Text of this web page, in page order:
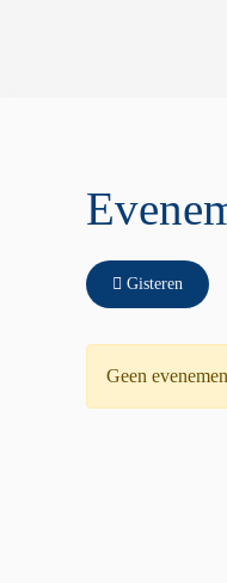
Gisteren
Geen